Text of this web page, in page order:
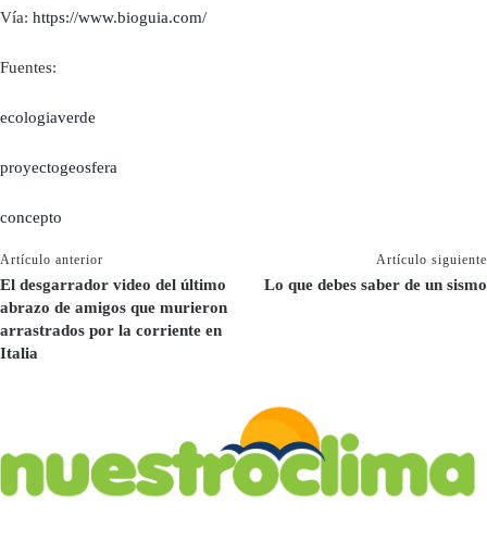
Vía: https://www.bioguia.com/
Fuentes:
ecologiaverde
proyectogeosfera
concepto
Artículo anterior
El desgarrador video del último
abrazo de amigos que murieron
arrastrados por la corriente en
Italia
Artículo siguiente
Lo que debes saber de un sismo